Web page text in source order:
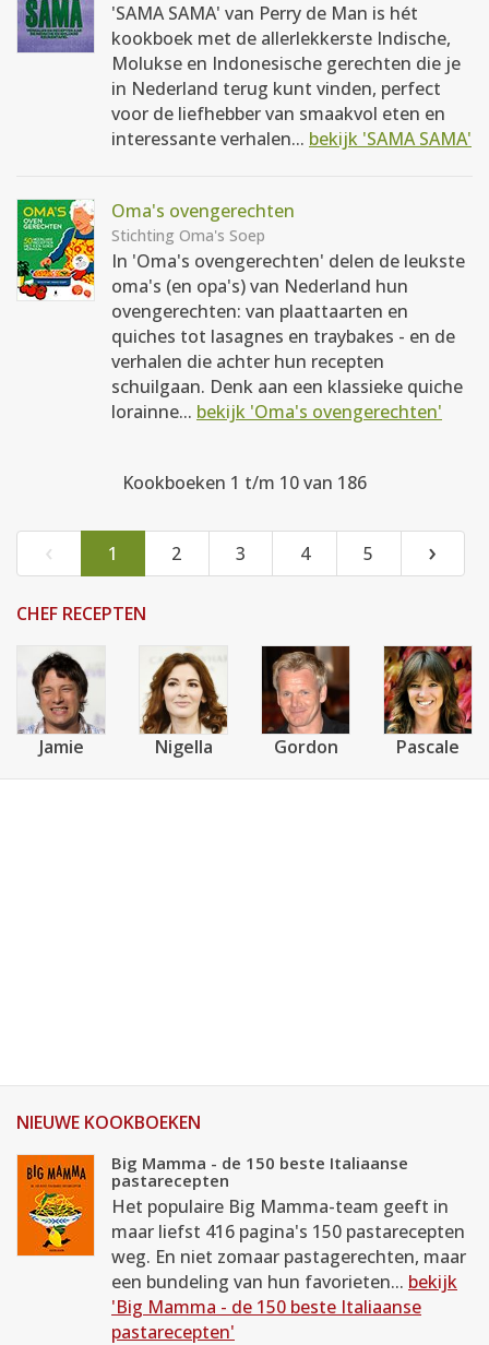
'SAMA SAMA' van Perry de Man is hét
kookboek met de allerlekkerste Indische,
Molukse en Indonesische gerechten die je
in Nederland terug kunt vinden, perfect
voor de liefhebber van smaakvol eten en
interessante verhalen... bekijk 'SAMA SAMA'
Oma's ovengerechten
Stichting Oma's Soep
In 'Oma's ovengerechten' delen de leukste
oma's (en opa's) van Nederland hun
ovengerechten: van plaattaarten en
quiches tot lasagnes en traybakes - en de
verhalen die achter hun recepten
schuilgaan. Denk aan een klassieke quiche
lorainne... bekijk 'Oma's ovengerechten'
Kookboeken 1 t/m 10 van 186
‹ 1 2 3 4 5 ›
CHEF RECEPTEN
Jamie Nigella Gordon Pascale
NIEUWE KOOKBOEKEN
Big Mamma - de 150 beste Italiaanse
pastarecepten
Het populaire Big Mamma-team geeft in
maar liefst 416 pagina's 150 pastarecepten
weg. En niet zomaar pastagerechten, maar
een bundeling van hun favorieten... bekijk
'Big Mamma - de 150 beste Italiaanse
pastarecepten'